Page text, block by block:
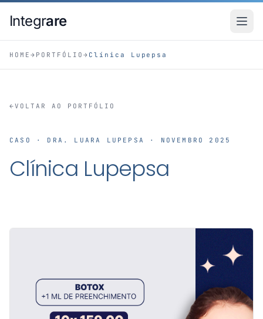
Integrare
HOME → PORTFÓLIO → Clínica Lupepsa
←VOLTAR AO PORTFÓLIO
CASO · DRA. LUARA LUPEPSA · NOVEMBRO 2025
Clínica Lupepsa